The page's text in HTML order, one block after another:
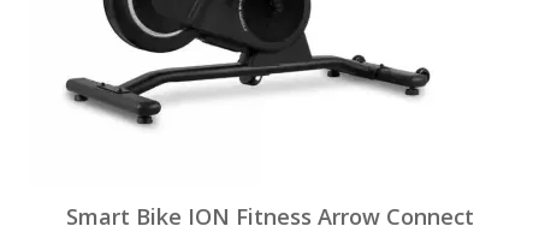
Smart Bike ION Fitness Arrow Connect